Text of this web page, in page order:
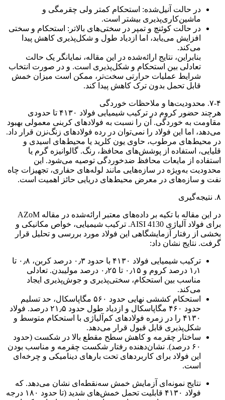
در حالت آنیل‌شده: استحکام کمتر ولی چقرمگی و
ماشین‌کاری‌پذیری بیشتر است.
در حالت کوئنچ و تمپر در سختی‌های بالاتر: استحکام و سختی
افزایش می‌یابد، اما ازدیاد طول و شکل‌پذیری کاهش پیدا
می‌کند.
بنابراین، نتایج ارائه‌شده در این مقاله، نمایانگر یک حالت
تعادلی بین استحکام و شکل‌پذیری است. و در صورت انتخاب
شرایط عملیات حرارتی سخت‌تر، ممکن است میزان خمش
قابل تحمل بدون ترک کاهش پیدا کند.
۷-۴. محدودیت‌ها و ملاحظات خوردگی
هرچند حضور کروم در ترکیب شیمیایی فولاد ۴۱۳۰ تا حدودی
مقاومت به خوردگی. آن را نسبت به فولادهای کربنی معمولی بهبود
می‌دهد، اما این فولاد را نمی‌توان در رده فولادهای زنگ‌نزن قرار داد.
در محیط‌های مرطوب، حاوی یون کلرید یا محیط‌های اسیدی و
قلیایی، استفاده از پوشش‌های محافظ، رنگ. گالوانیزه گرم یا
استفاده از مایعات محافظ ضدخوردگی توصیه می‌شود. این
محدودیت به‌ویژه در سازه‌هایی مانند لوله‌های حفاری، تجهیزات چاه
نفت و سازه‌های در معرض محیط‌های دریایی حائز اهمیت است.
۸. نتیجه‌گیری
در این مقاله با تکیه بر داده‌های معتبر ارائه‌شده در مقاله AZoM
برای فولاد آلیاژی AISI 4130. ترکیب شیمیایی، خواص مکانیکی و
بخشی از رفتار آزمایشگاهی این فولاد مورد بررسی و تحلیل قرار
گرفت. نتایج نشان داد:
ترکیب شیمیایی فولاد ۴۱۳۰ با حدود ۰٫۳ درصد کربن، ۰٫۸ تا
۱٫۱ درصد کروم و ۰٫۱۵ تا ۰٫۲۵ درصد مولیبدن. تعادلی
مناسب بین استحکام، سختی‌پذیری و جوش‌پذیری ایجاد
می‌کند.
استحکام کششی نهایی حدود ۵۶۰ مگاپاسکال، حد تسلیم
حدود ۴۶۰ مگاپاسکال و ازدیاد طول حدود ۲۱٫۵ درصد. فولاد
۴۱۳۰ را در زمره فولادهای کم‌آلیاژی با استحکام متوسط و
شکل‌پذیری قابل قبول قرار می‌دهد.
ساختار چقرمه و کاهش سطح مقطع بالا در شکست (حدود
۶۰ درصد). نشان‌دهنده رفتار شکست چقرمه و مناسب بودن
این فولاد برای کاربردهای تحت بارهای دینامیکی و چرخه‌ای
است.
نتایج نمونه‌ای آزمایش خمش سه‌نقطه‌ای نشان می‌دهد. که
فولاد ۴۱۳۰ قابلیت تحمل خمش‌های شدید (تا حدود ۱۸۰ درجه